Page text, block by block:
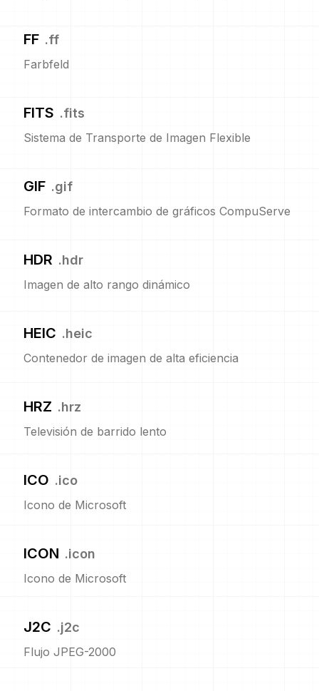
FF .ff
Farbfeld
FITS .fits
Sistema de Transporte de Imagen Flexible
GIF .gif
Formato de intercambio de gráficos CompuServe
HDR .hdr
Imagen de alto rango dinámico
HEIC .heic
Contenedor de imagen de alta eficiencia
HRZ .hrz
Televisión de barrido lento
ICO .ico
Icono de Microsoft
ICON .icon
Icono de Microsoft
J2C .j2c
Flujo JPEG-2000